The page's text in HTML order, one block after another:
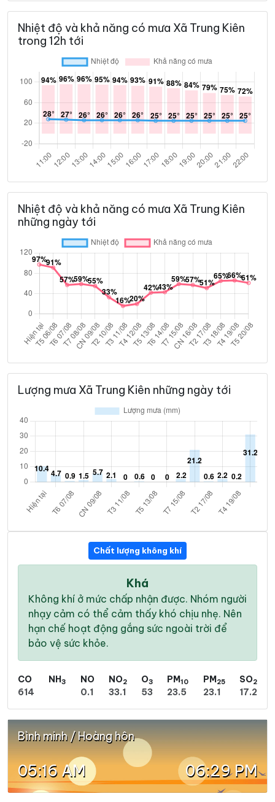
Nhiệt độ và khả năng có mưa Xã Trung Kiên
trong 12h tới
Nhiệt độ và khả năng có mưa Xã Trung Kiên
những ngày tới
Lượng mưa Xã Trung Kiên những ngày tới
Chất lượng không khí
Khá
Không khí ở mức chấp nhận được. Nhóm người
nhạy cảm có thể cảm thấy khó chịu nhẹ. Nên
hạn chế hoạt động gắng sức ngoài trời để
bảo vệ sức khỏe.
CO
614
NH3
NO
0.1
NO2
33.1
O3
53
PM10
23.5
PM25
23.1
SO2
17.2
Bình minh / Hoàng hôn
05:16 AM 06:29 PM